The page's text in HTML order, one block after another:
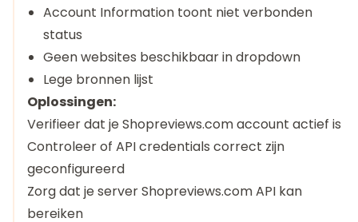
Account Information toont niet verbonden
status
Geen websites beschikbaar in dropdown
Lege bronnen lijst
Oplossingen:
Verifieer dat je Shopreviews.com account actief is
Controleer of API credentials correct zijn
geconfigureerd
Zorg dat je server Shopreviews.com API kan
bereiken